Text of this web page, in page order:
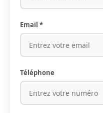
Email *
Téléphone